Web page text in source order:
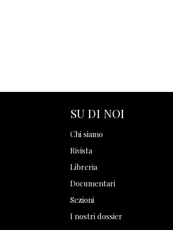
SU DI NOI
Chi siamo
Rivista
Libreria
Documentari
Sezioni
I nostri dossier